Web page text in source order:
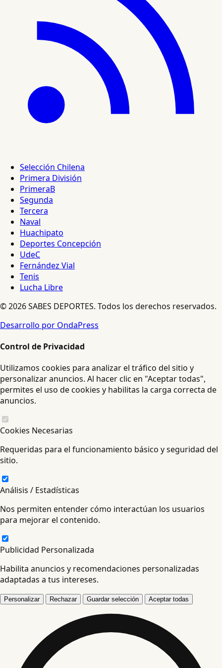
Selección Chilena
Primera División
PrimeraB
Segunda
Tercera
Naval
Huachipato
Deportes Concepción
UdeC
Fernández Vial
Tenis
Lucha Libre
© 2026 SABES DEPORTES. Todos los derechos reservados.
Desarrollo por OndaPress
Control de Privacidad
Utilizamos cookies para analizar el tráfico del sitio y
personalizar anuncios. Al hacer clic en "Aceptar todas",
permites el uso de cookies y habilitas la carga correcta de
anuncios.
Cookies Necesarias
Requeridas para el funcionamiento básico y seguridad del
sitio.
Análisis / Estadísticas
Nos permiten entender cómo interactúan los usuarios
para mejorar el contenido.
Publicidad Personalizada
Habilita anuncios y recomendaciones personalizadas
adaptadas a tus intereses.
Personalizar Rechazar Guardar selección Aceptar todas